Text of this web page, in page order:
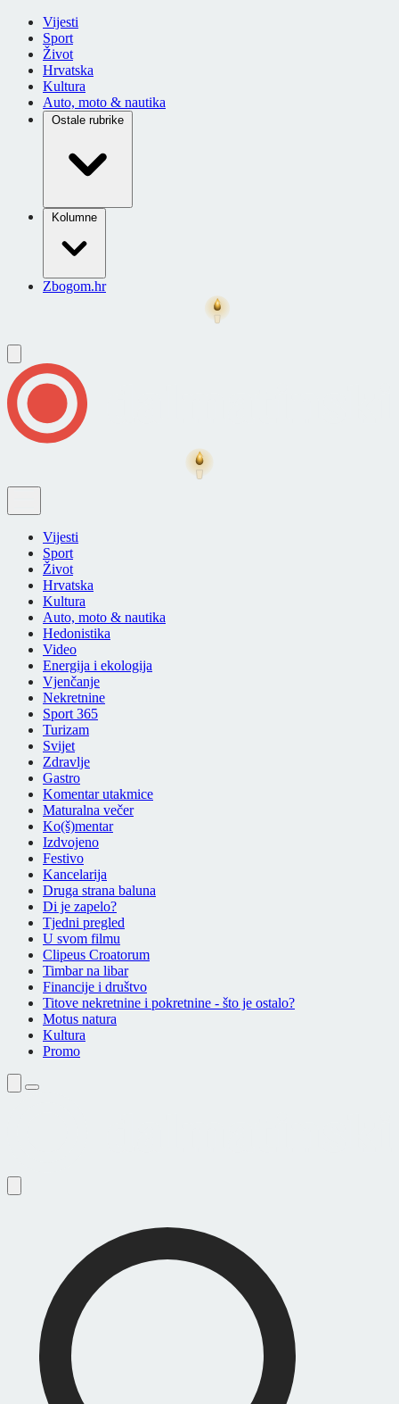
Vijesti
Sport
Život
Hrvatska
Kultura
Auto, moto & nautika
Ostale rubrike
Kolumne
Zbogom.hr
Vijesti
Sport
Život
Hrvatska
Kultura
Auto, moto & nautika
Hedonistika
Video
Energija i ekologija
Vjenčanje
Nekretnine
Sport 365
Turizam
Svijet
Zdravlje
Gastro
Komentar utakmice
Maturalna večer
Ko(š)mentar
Izdvojeno
Festivo
Kancelarija
Druga strana baluna
Di je zapelo?
Tjedni pregled
U svom filmu
Clipeus Croatorum
Timbar na libar
Financije i društvo
Titove nekretnine i pokretnine - što je ostalo?
Motus natura
Kultura
Promo